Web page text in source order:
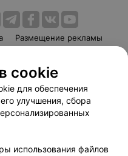
Размещение рекламы
Способы оплаты
103.by
cookie
для обеспечения
улучшения, сбора
использования файлов